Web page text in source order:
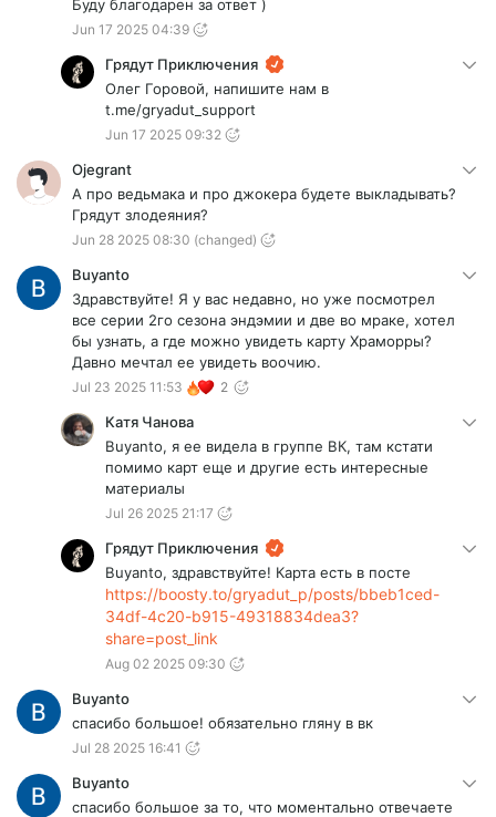
Буду благодарен за ответ )
Jun 17 2025 04:39
Грядут Приключения
Олег Горовой, напишите нам в
t.me/gryadut_support
Jun 17 2025 09:32
Ojegrant
А про ведьмака и про джокера будете выкладывать?
Грядут злодеяния?
Jun 28 2025 08:30 (changed)
Buyanto
Здравствуйте! Я у вас недавно, но уже посмотрел
все серии 2го сезона эндэмии и две во мраке, хотел
бы узнать, а где можно увидеть карту Храморры?
Давно мечтал ее увидеть воочию.
Jul 23 2025 11:53 2
Катя Чанова
Buyanto, я ее видела в группе ВК, там кстати
помимо карт еще и другие есть интересные
материалы
Jul 26 2025 21:17
Грядут Приключения
Buyanto, здравствуйте! Карта есть в посте
https://boosty.to/gryadut_p/posts/bbeb1ced-
34df-4c20-b915-49318834dea3?
share=post_link
Aug 02 2025 09:30
Buyanto
спасибо большое! обязательно гляну в вк
Jul 28 2025 16:41
Buyanto
спасибо большое за то, что моментально отвечаете